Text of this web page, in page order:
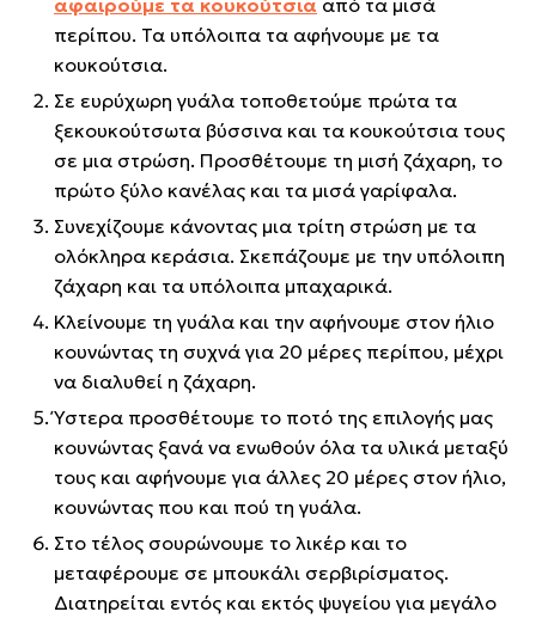
αφαιρούμε τα κουκούτσια από τα μισά
περίπου. Τα υπόλοιπα τα αφήνουμε με τα
κουκούτσια.
Σε ευρύχωρη γυάλα τοποθετούμε πρώτα τα
ξεκουκούτσωτα βύσσινα και τα κουκούτσια τους
σε μια στρώση. Προσθέτουμε τη μισή ζάχαρη, το
πρώτο ξύλο κανέλας και τα μισά γαρίφαλα.
Συνεχίζουμε κάνοντας μια τρίτη στρώση με τα
ολόκληρα κεράσια. Σκεπάζουμε με την υπόλοιπη
ζάχαρη και τα υπόλοιπα μπαχαρικά.
Κλείνουμε τη γυάλα και την αφήνουμε στον ήλιο
κουνώντας τη συχνά για 20 μέρες περίπου, μέχρι
να διαλυθεί η ζάχαρη.
Ύστερα προσθέτουμε το ποτό της επιλογής μας
κουνώντας ξανά να ενωθούν όλα τα υλικά μεταξύ
τους και αφήνουμε για άλλες 20 μέρες στον ήλιο,
κουνώντας που και πού τη γυάλα.
Στο τέλος σουρώνουμε το λικέρ και το
μεταφέρουμε σε μπουκάλι σερβιρίσματος.
Διατηρείται εντός και εκτός ψυγείου για μεγάλο